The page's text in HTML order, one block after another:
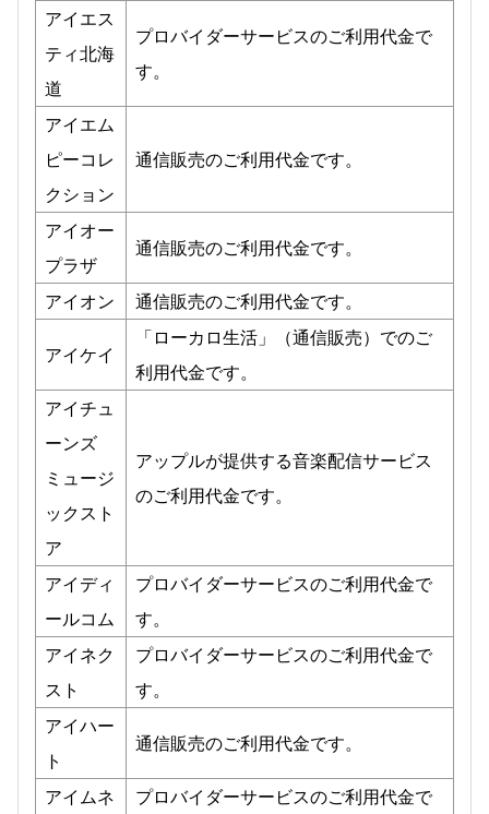
アイエス
ティ北海
道
プロバイダーサービスのご利用代金で
す。
アイエム
ピーコレ
クション
通信販売のご利用代金です。
アイオー
プラザ
通信販売のご利用代金です。
アイオン 通信販売のご利用代金です。
アイケイ
「ローカロ生活」（通信販売）でのご
利用代金です。
アイチュ
ーンズ
ミュージ
ックスト
ア
アップルが提供する音楽配信サービス
のご利用代金です。
アイディ
ールコム
プロバイダーサービスのご利用代金で
す。
アイネク
スト
プロバイダーサービスのご利用代金で
す。
アイハー
ト
通信販売のご利用代金です。
アイムネ
プロバイダーサービスのご利用代金で